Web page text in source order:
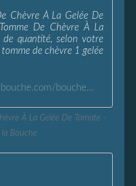
Chèvre À La Gelée De
De Chèvre À La
de quantité, selon votre
de chèvre 1 gelée
https://www.l-eaualabouche.com/bouchee-tomme-chevre-gelee-tomate.html
À La Gelée De Tomate -
la Bouche